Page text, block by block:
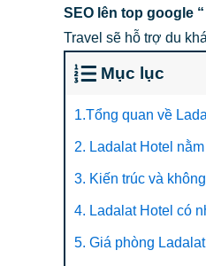
SEO lên top google
Travel sẽ hỗ trợ du
Mục lục
1.Tổng quan về
2. Ladalat Hotel
3. Kiến trúc và
4. Ladalat Hotel có
5. Giá phòng